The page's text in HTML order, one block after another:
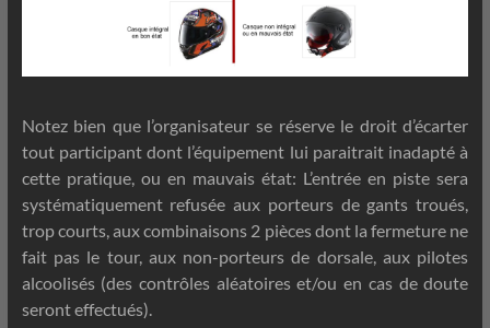
Notez bien que l’organisateur se réserve le droit d’écarter
tout participant dont l’équipement lui paraitrait inadapté à
cette pratique, ou en mauvais état: L’entrée en piste sera
systématiquement refusée aux porteurs de gants troués,
trop courts, aux combinaisons 2 pièces dont la fermeture ne
fait pas le tour, aux non-porteurs de dorsale, aux pilotes
alcoolisés (des contrôles aléatoires et/ou en cas de doute
seront effectués).